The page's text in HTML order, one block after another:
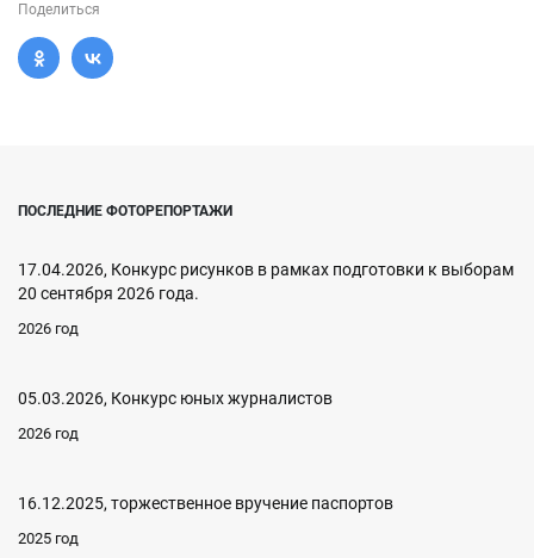
Поделиться
ПОСЛЕДНИЕ ФОТОРЕПОРТАЖИ
17.04.2026, Конкурс рисунков в рамках подготовки к выборам
20 сентября 2026 года.
2026 год
05.03.2026, Конкурс юных журналистов
2026 год
16.12.2025, торжественное вручение паспортов
2025 год